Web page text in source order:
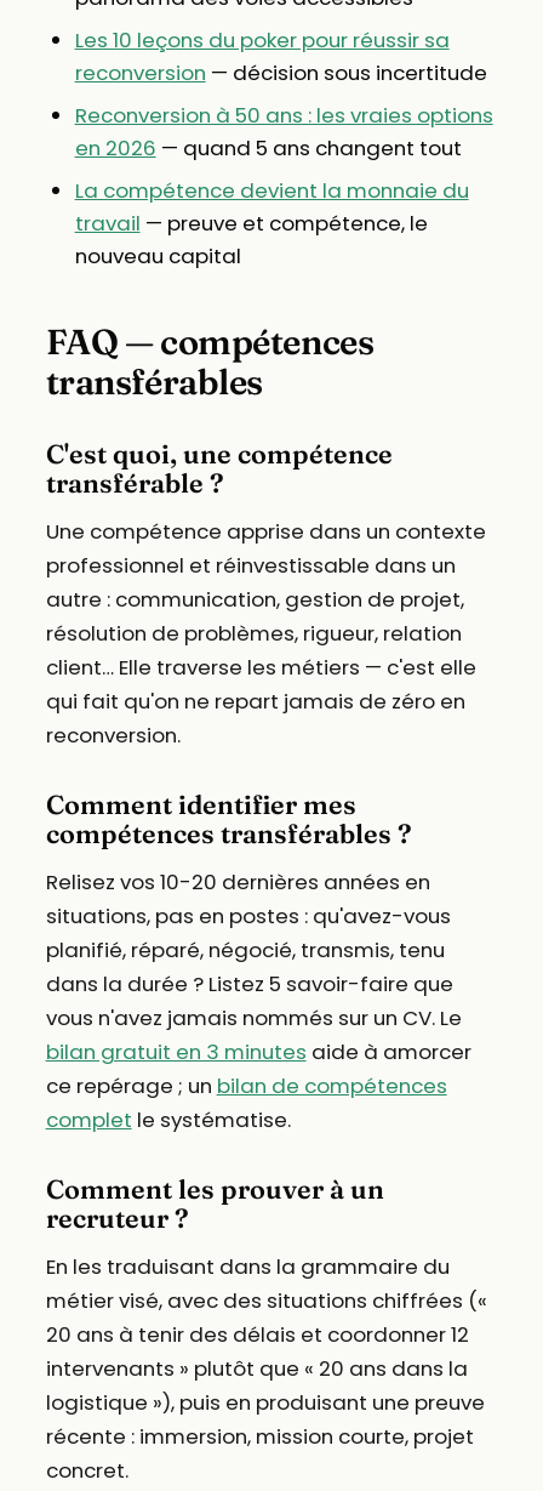
Les 10 leçons du poker pour réussir sa
reconversion — décision sous incertitude
Reconversion à 50 ans : les vraies options
en 2026 — quand 5 ans changent tout
La compétence devient la monnaie du
travail — preuve et compétence, le
nouveau capital
FAQ — compétences
transférables
C'est quoi, une compétence
transférable ?
Une compétence apprise dans un contexte
professionnel et réinvestissable dans un
autre : communication, gestion de projet,
résolution de problèmes, rigueur, relation
client… Elle traverse les métiers — c'est elle
qui fait qu'on ne repart jamais de zéro en
reconversion.
Comment identifier mes
compétences transférables ?
Relisez vos 10-20 dernières années en
situations, pas en postes : qu'avez-vous
planifié, réparé, négocié, transmis, tenu
dans la durée ? Listez 5 savoir-faire que
vous n'avez jamais nommés sur un CV. Le
bilan gratuit en 3 minutes aide à amorcer
ce repérage ; un bilan de compétences
complet le systématise.
Comment les prouver à un
recruteur ?
En les traduisant dans la grammaire du
métier visé, avec des situations chiffrées («
20 ans à tenir des délais et coordonner 12
intervenants » plutôt que « 20 ans dans la
logistique »), puis en produisant une preuve
récente : immersion, mission courte, projet
concret.